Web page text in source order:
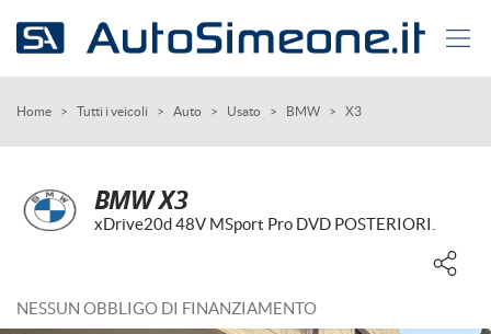
HOME
SERVIZI
Home > Tutti i veicoli > Auto > Usato > BMW > X3
BMW X3
xDrive20d 48V MSport Pro DVD POSTERIORI.
NESSUN OBBLIGO DI FINANZIAMENTO
Le
tue
preferenze
seguente
pannello
ti
esprimere